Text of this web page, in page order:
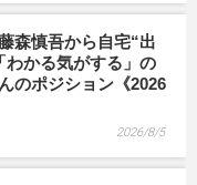
森慎吾から自宅“出
わかる気がする」の
のポジション《2026
2026/8/5